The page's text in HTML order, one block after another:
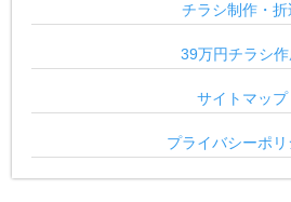
チラシ制作・折
39万円チラシ
サイトマップ
プライバシーポリ